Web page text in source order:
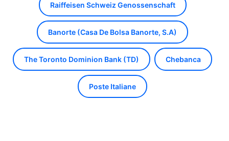
Raiffeisen Schweiz Genossenschaft
Banorte (Casa De Bolsa Banorte, S.A)
The Toronto Dominion Bank (TD) Chebanca
Poste Italiane